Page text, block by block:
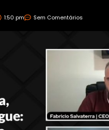
1:50 pm Sem Comentários